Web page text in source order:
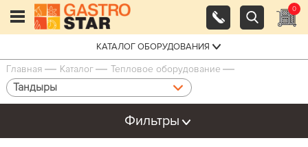
0
КАТАЛОГ ОБОРУДОВАНИЯ
Главная Каталог Тепловое оборудование
Тандыры
Фильтры